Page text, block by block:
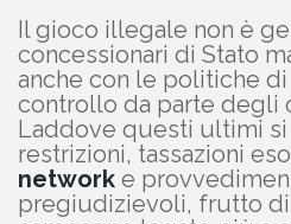
Il gioco illegale non è
concessionari di Stato
anche con le politiche
controllo da parte degli
Laddove questi ultimi
restrizioni, tassazioni
network e
pregiudizievoli, frutto